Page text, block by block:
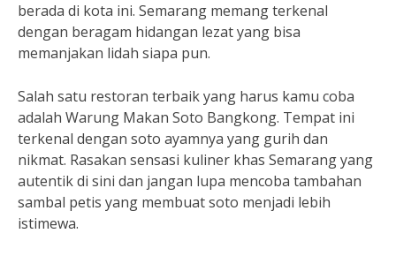
berada di kota ini. Semarang memang terkenal
dengan beragam hidangan lezat yang bisa
memanjakan lidah siapa pun.
Salah satu restoran terbaik yang harus kamu coba
adalah Warung Makan Soto Bangkong. Tempat ini
terkenal dengan soto ayamnya yang gurih dan
nikmat. Rasakan sensasi kuliner khas Semarang yang
autentik di sini dan jangan lupa mencoba tambahan
sambal petis yang membuat soto menjadi lebih
istimewa.